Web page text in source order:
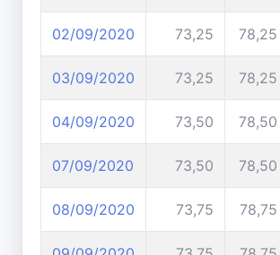
02/09/2020 73,25 78,25
03/09/2020 73,25 78,25
04/09/2020 73,50 78,50
07/09/2020 73,50 78,50
08/09/2020 73,75 78,75